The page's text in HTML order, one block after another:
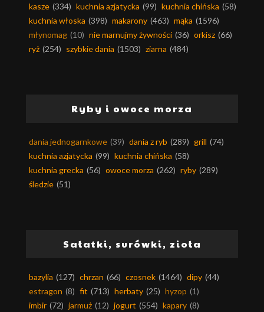
kasze (334) kuchnia azjatycka (99) kuchnia chińska (58)
kuchnia włoska (398) makarony (463) mąka (1596)
młynomag (10) nie marnujmy żywności (36) orkisz (66)
ryż (254) szybkie dania (1503) ziarna (484)
Ryby i owoce morza
dania jednogarnkowe (39) dania z ryb (289) grill (74)
kuchnia azjatycka (99) kuchnia chińska (58)
kuchnia grecka (56) owoce morza (262) ryby (289)
śledzie (51)
Sałatki, surówki, zioła
bazylia (127) chrzan (66) czosnek (1464) dipy (44)
estragon (8) fit (713) herbaty (25) hyzop (1)
imbir (72) jarmuż (12) jogurt (554) kapary (8)